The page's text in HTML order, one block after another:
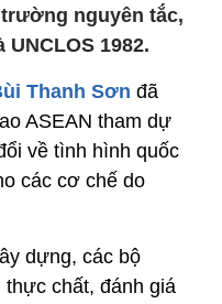
nguyên tắc,
1982.
Thanh Sơn đã
ASEAN tham dự
về tình hình quốc
các cơ chế do
dựng, các bộ
chất, đánh giá